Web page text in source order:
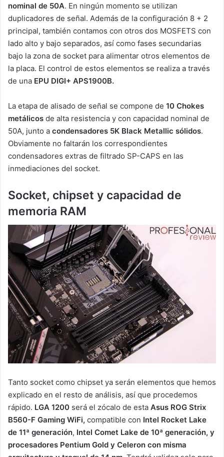
nominal de 50A. En ningún momento se utilizan
duplicadores de señal. Además de la configuración 8 + 2
principal, también contamos con otros dos MOSFETS con
lado alto y bajo separados, así como fases secundarias
bajo la zona de socket para alimentar otros elementos de
la placa. El control de estos elementos se realiza a través
de una EPU DIGI+ APS1900B.
La etapa de alisado de señal se compone de 10 Chokes
metálicos de alta resistencia y con capacidad nominal de
50A, junto a condensadores 5K Black Metallic sólidos.
Obviamente no faltarán los correspondientes
condensadores extras de filtrado SP-CAPS en las
inmediaciones del socket.
Socket, chipset y capacidad de
memoria RAM
Tanto socket como chipset ya serán elementos que hemos
explicado en el resto de análisis, así que procedemos
rápido. LGA 1200 será el zócalo de esta Asus ROG Strix
B560-F Gaming WiFi, compatible con Intel Rocket Lake
de 11ª generación, Intel Comet Lake de 10ª generación, y
procesadores Pentium Gold y Celeron con misma